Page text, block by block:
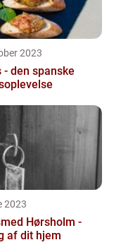
2023
- den spanske
2023
Hørsholm -
af dit hjem